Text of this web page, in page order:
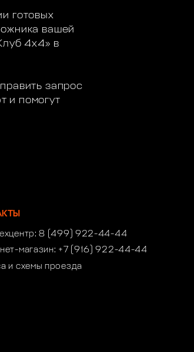
готовых
вашей
4х4» в
запрос
и помогут
8 (499) 922-44-44
магазин: +7 (916) 922-44-44
и схемы проезда